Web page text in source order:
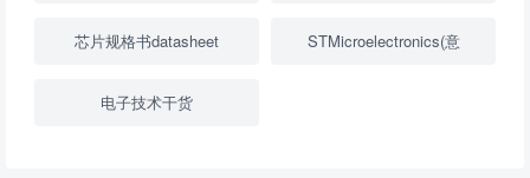
USB隔离器 1
芯片规格书datasheet STMicroelectronics(意
电子技术干货